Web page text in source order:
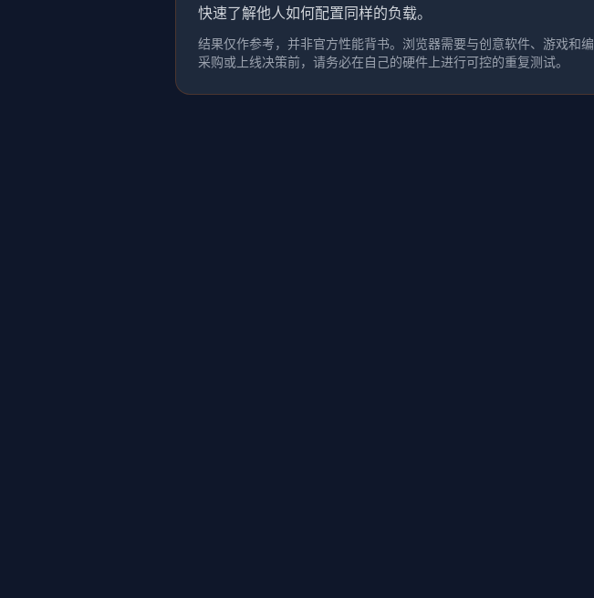
快速了解他人如何配置同样的负载。
结果仅作参考，并非官方性能背书。浏览器需要与创意软件、游戏和
采购或上线决策前，请务必在自己的硬件上进行可控的重复测试。